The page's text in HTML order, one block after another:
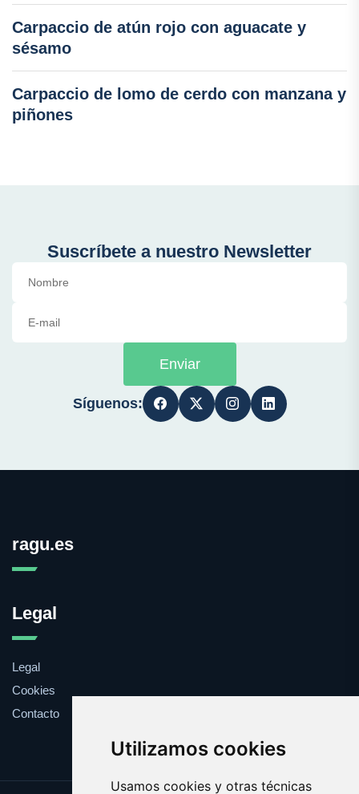
Utilizamos cookies
Usamos cookies y otras técnicas
Carpaccio de atún rojo con aguacate y
sésamo
Carpaccio de lomo de cerdo con manzana y
piñones
Suscríbete a nuestro Newsletter
Enviar
Síguenos:
ragu.es
Legal
Legal
Cookies
Contacto